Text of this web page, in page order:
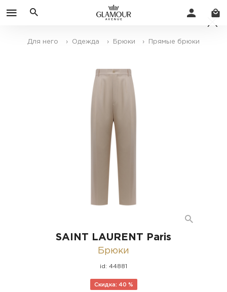
Для него › Одежда › Брюки › Прямые брюки
SAINT LAURENT Paris
Брюки
id: 44881
Скидка: 40 %